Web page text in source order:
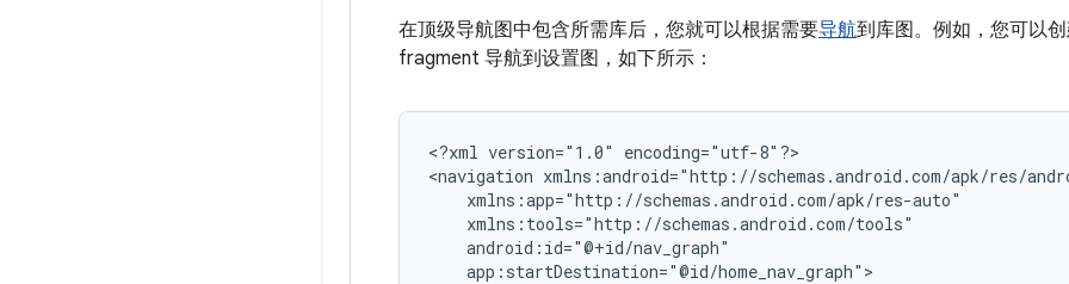
在顶级导航图中包含所需库后，您就可以根据需要导航到库图。例如，您可以
fragment 导航到设置图，如下所示：
<?xml version="1.0"
encoding="utf-8"?>
<navigation
app:startDestination="@id/home_nav_graph">